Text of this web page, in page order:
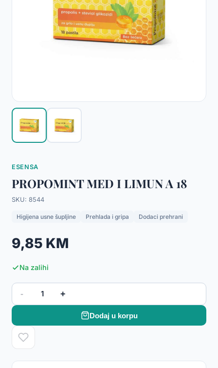
ESENSA
PROPOMINT MED I LIMUN A 18
SKU: 8544
Higijena usne šupljine Prehlada i gripa Dodaci prehrani
9,85 KM
Na zalihi
- 1 +
Dodaj u korpu